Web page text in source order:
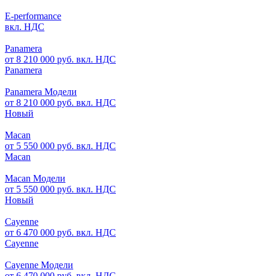
E-performance
вкл. НДС
Panamera
от 8 210 000 руб. вкл. НДС
Panamera
Panamera Модели
от 8 210 000 руб. вкл. НДС
Новый
Macan
от 5 550 000 руб. вкл. НДС
Macan
Macan Модели
от 5 550 000 руб. вкл. НДС
Новый
Cayenne
от 6 470 000 руб. вкл. НДС
Cayenne
Cayenne Модели